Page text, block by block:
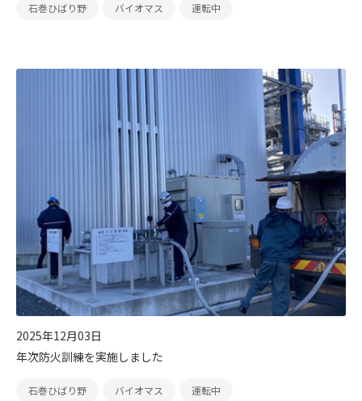
石巻ひばり野 バイオマス 運転中
2025年12月03日
年次防火訓練を実施しました
石巻ひばり野 バイオマス 運転中